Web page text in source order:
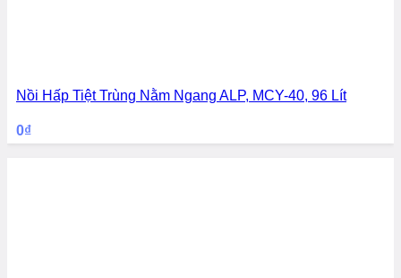
Nồi Hấp Tiệt Trùng Nằm Ngang ALP, MCY-40, 96 Lít
0₫